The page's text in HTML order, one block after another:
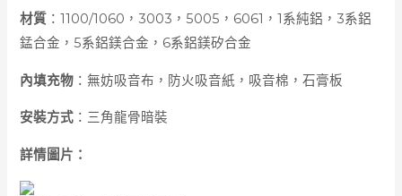
材質 ：1100/1060，3003，5005，6061，1系純鋁，3系鋁
錳合金，5系鋁鎂合金，6系鋁鎂矽合金
內填充物 ：無妨吸音布，防火吸音紙， 吸音棉 ，石膏板
安裝方式 ：三角龍骨暗裝
詳情圖片：